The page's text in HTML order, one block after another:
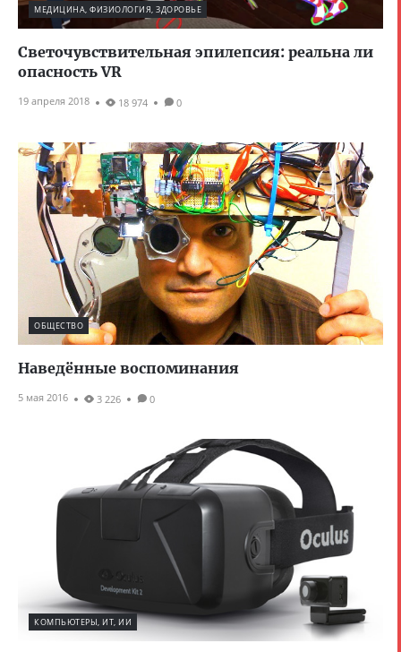
МЕДИЦИНА, ФИЗИОЛОГИЯ, ЗДОРОВЬЕ
Светочувствительная эпилепсия: реальна ли
опасность VR
19 апреля 2018 18 974 0
ОБЩЕСТВО
Наведённые воспоминания
5 мая 2016 3 226 0
КОМПЬЮТЕРЫ, ИТ, ИИ